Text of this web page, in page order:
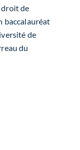
droit de
baccalauréat
de
du